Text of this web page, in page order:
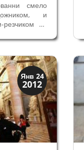
смело
и
резчиком по
картины до
Джорджо
Янв 24
2012